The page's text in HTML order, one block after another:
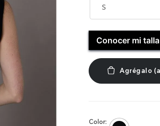
S
Conocer mi talla
Color: